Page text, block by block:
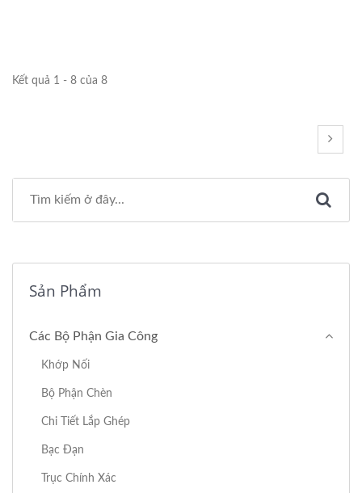
Kết quả 1 - 8 của 8
Sản Phẩm
Các Bộ Phận Gia Công
Khớp Nối
Bộ Phận Chèn
Chi Tiết Lắp Ghép
Bạc Đạn
Trục Chính Xác